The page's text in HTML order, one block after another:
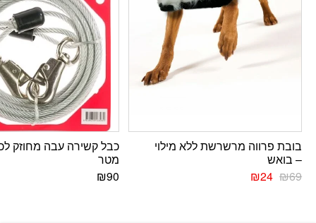
בובת פרווה מרשרשת ללא מילוי
– בואש
₪69
₪24
מטר
₪90